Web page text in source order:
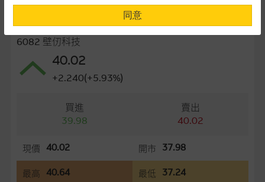
相關資產資料
6082 壁仞科技
40.02
+2.240(+5.93%)
買進
39.98
賣出
40.02
現價 40.02 開市 37.98
最高 40.64 最低 37.24
其他地方)，但清楚表明上述意圖的個別段落則屬例外。
提供網站內容的基準 – 使用時請考慮個人風險
供。惟麥格理集團並無核實所有網站內容，故就閣下的目的而
言，網站內容可能未必完整或準確。麥格理集團不會，亦沒有義
容所載的意見、預測及其他資料可予更改或刪除，而毋須作出通
任何指示價格報價、公開資料或分析是基於我們相信的假設及參
數而預備的，不構成我們提出的意見。所用假設及參數並非唯一
可以合理選擇到的，因此並不保證該類報價單、公開資料或分析
同意